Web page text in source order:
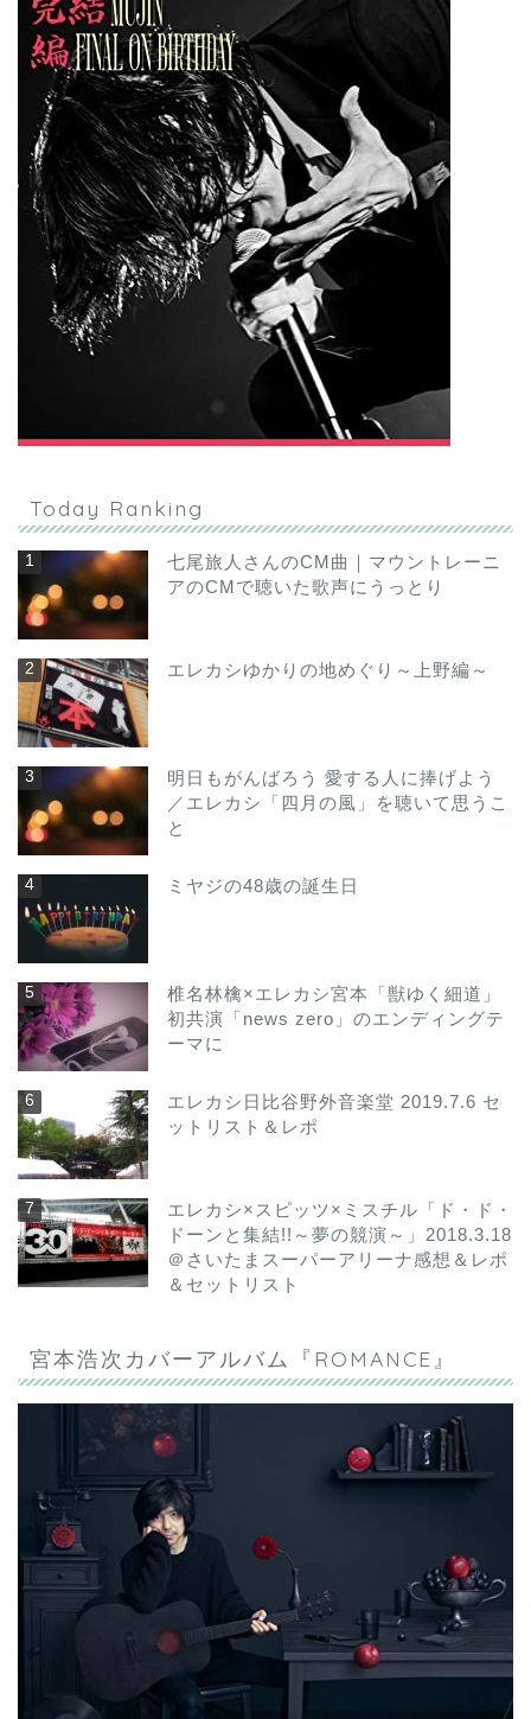
Today Ranking
七尾旅人さんのCM曲｜マウントレーニ
アのCMで聴いた歌声にうっとり
エレカシゆかりの地めぐり～上野編～
明日もがんばろう 愛する人に捧げよう
／エレカシ「四月の風」を聴いて思うこ
と
ミヤジの48歳の誕生日
椎名林檎×エレカシ宮本「獣ゆく細道」
初共演「news zero」のエンディングテ
ーマに
エレカシ日比谷野外音楽堂 2019.7.6 セ
ットリスト＆レポ
エレカシ×スピッツ×ミスチル「ド・ド・
ドーンと集結!!～夢の競演～」2018.3.18
＠さいたまスーパーアリーナ感想＆レポ
＆セットリスト
宮本浩次カバーアルバム『ROMANCE』